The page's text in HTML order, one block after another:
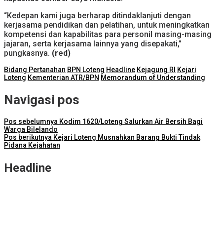
“Kedepan kami juga berharap ditindaklanjuti dengan
kerjasama pendidikan dan pelatihan, untuk meningkatkan
kompetensi dan kapabilitas para personil masing-masing
jajaran, serta kerjasama lainnya yang disepakati,”
pungkasnya. (red)
Bidang Pertanahan BPN Loteng Headline Kejagung RI
Kejari
Loteng Kementerian ATR/BPN Memorandum of Understanding
Navigasi pos
Pos sebelumnya Kodim 1620/Loteng Salurkan Air Bersih Bagi
Warga Bilelando
Pos berikutnya Kejari Loteng Musnahkan Barang Bukti Tindak
Pidana Kejahatan
Headline